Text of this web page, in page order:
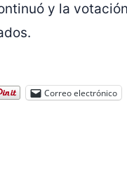
y la
Correo electrónico